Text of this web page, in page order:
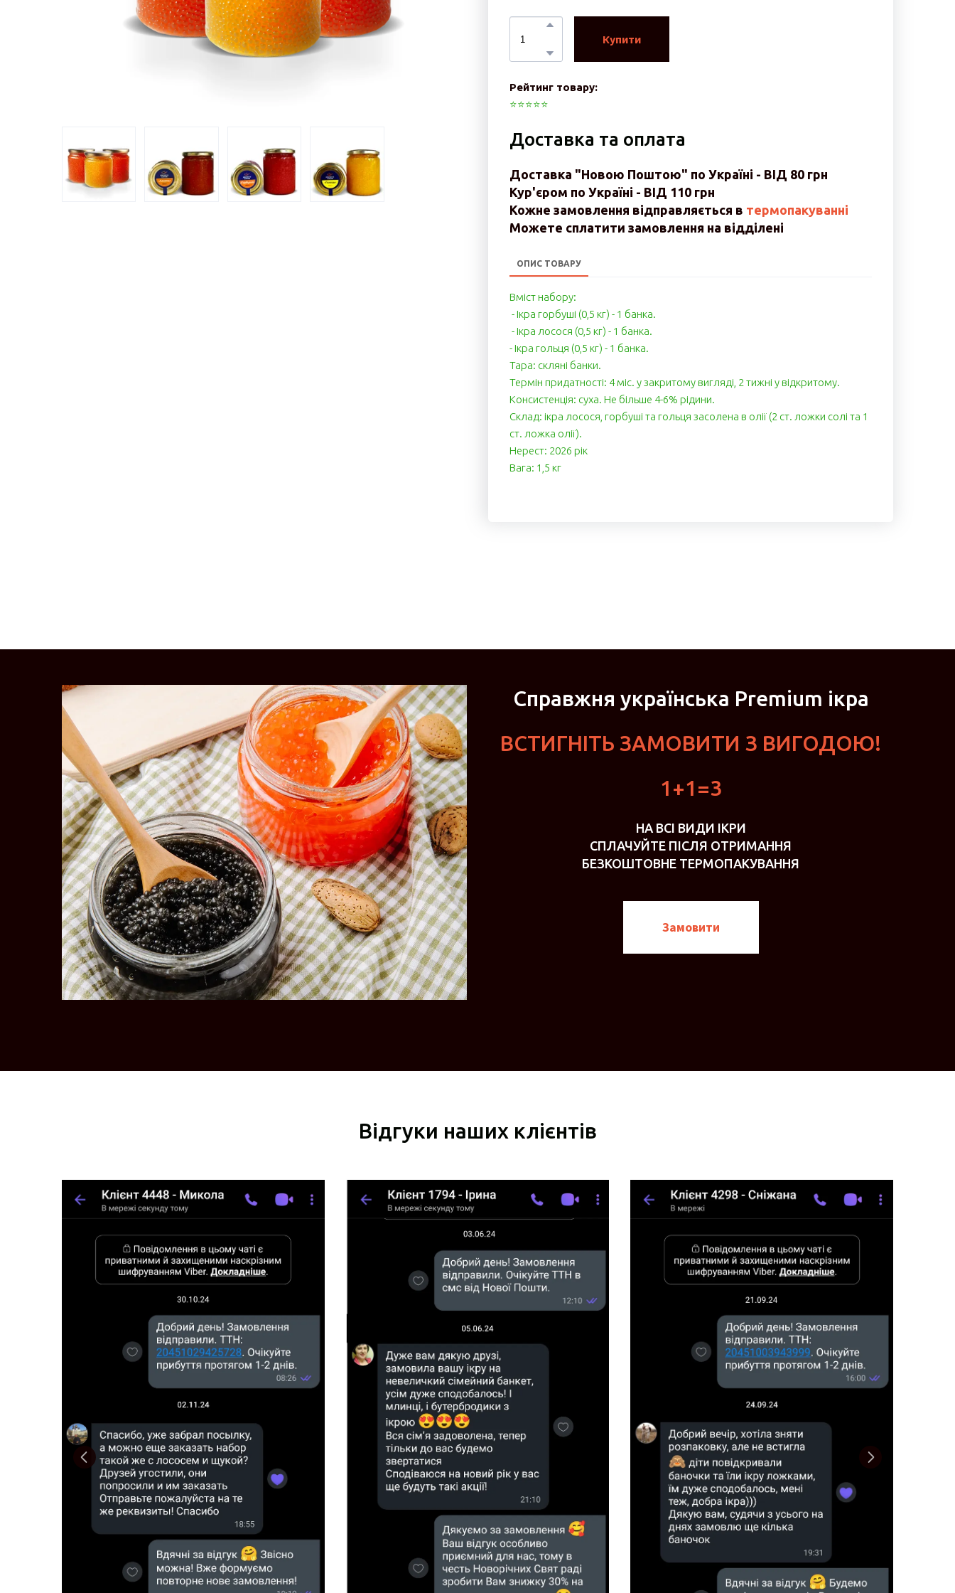
Купити
Рейтинг товару:
⭐️⭐️⭐️⭐️⭐️
Доставка та оплата
Доставка "Новою Поштою" по Україні - ВІД 80 грн
Кур'єром по Україні - ВІД 110 грн
Кожне замовлення відправляється в термопакуванні
Можете сплатити замовлення на відділені
ОПИС ТОВАРУ
Вміст набору:
- Ікра горбуші (0,5 кг) - 1 банка.
- Ікра лосося (0,5 кг) - 1 банка.
- Ікра гольця (0,5 кг) - 1 банка.
Тара: скляні банки.
Термін придатності: 4 міс. у закритому вигляді, 2 тижні у відкритому.
Консистенція: суха. Не більше 4-6% рідини.
Cклад: ікра лосося, горбуші та гольця засолена в олії (2 ст. ложки солі та 1
ст. ложка олії).
Нерест: 2026 рік
Вага: 1,5 кг
Справжня українська Premium ікра
ВСТИГНІТЬ ЗАМОВИТИ З ВИГОДОЮ!
1+1=3
НА ВСІ ВИДИ ІКРИ
СПЛАЧУЙТЕ ПІСЛЯ ОТРИМАННЯ
БЕЗКОШТОВНЕ ТЕРМОПАКУВАННЯ
Замовити
Відгуки наших клієнтів